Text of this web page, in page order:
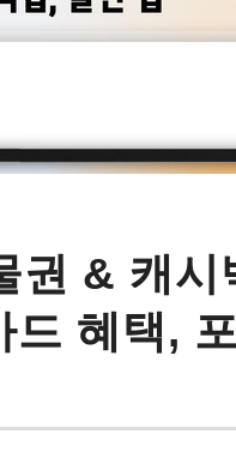
권 & 캐
드 혜택,